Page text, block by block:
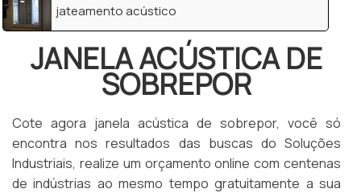
jateamento acústico
JANELA ACÚSTICA DE
SOBREPOR
Cote agora janela acústica de sobrepor, você só
encontra nos resultados das buscas do Soluções
Industriais, realize um orçamento online com centenas
de indústrias ao mesmo tempo gratuitamente a sua